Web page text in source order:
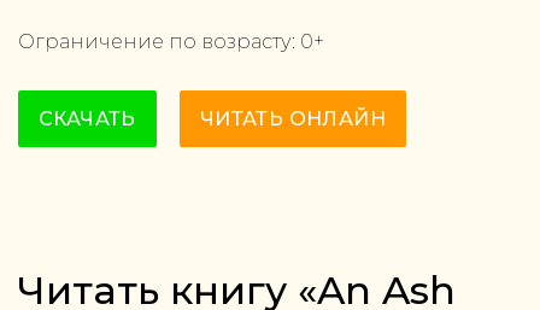
Ограничение по возрасту: 0+
СКАЧАТЬ ЧИТАТЬ ОНЛАЙН
Читать книгу «An Ash